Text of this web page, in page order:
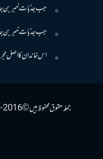
جب جذبات خبر بن
جب جذبات خبر بن
اس خاندان کا اصل
جملہ حقوق محفوظ ہیں © 2016-2021 دلیل (ڈاٹ پی کے)۔